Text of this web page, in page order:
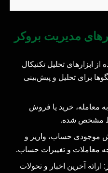
مدیریت بروکر
از ابزارهای تحلیل تکنیکال
برای تحلیل و پیش‌بینی
معامله، خرید یا فروش
مشخص شده.
موجودی حساب، واریز و
معاملات و تغییرات حساب.
: ارائه آخرین اخبار و تحولات